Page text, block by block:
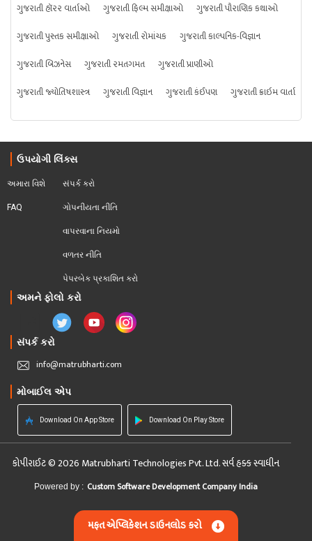
ગુજરાતી હૉરર વાર્તાઓ
ગુજરાતી ફિલ્મ સમીક્ષાઓ
ગુજરાતી પૌરાણિક કથાઓ
ગુજરાતી પુસ્તક સમીક્ષાઓ
ગુજરાતી રોમાંચક
ગુજરાતી કાલ્પનિક-વિજ્ઞાન
ગુજરાતી બિઝનેસ
ગુજરાતી રમતગમત
ગુજરાતી પ્રાણીઓ
ગુજરાતી જ્યોતિષશાસ્ત્ર
ગુજરાતી વિજ્ઞાન ગુજરાતી કંઈપણ ગુજરાતી ક્રાઇમ વાર્તા
ઉપયોગી લિંક્સ
અમારા વિશે
FAQ
સંપર્ક કરો
ગોપનીયતા નીતિ
વાપરવાના નિયમો
વળતર નીતિ
પેપરબેક પ્રકાશિત કરો
અમને ફોલો કરો
સંપર્ક કરો
info@matrubharti.com
મોબાઈલ એપ
Download On App Store Download On Play Store
કોપીરાઈટ © 2026 Matrubharti Technologies Pvt. Ltd. સર્વ હક્ક સ્વાધીન
Powered by : Custom Software Development Company India
મફત એપ્લિકેશન ડાઉનલોડ કરો